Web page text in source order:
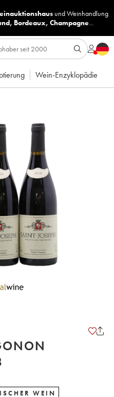
undWeinhandlung
, Bordeaux, Champagne...
Wein-Enzyklopädie
WEIN